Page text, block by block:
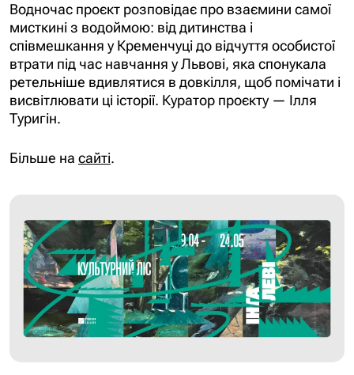
Водночас проєкт розповідає про взаємини самої
мисткині з водоймою: від дитинства і
співмешкання у Кременчуці до відчуття особистої
втрати під час навчання у Львові, яка спонукала
ретельніше вдивлятися в довкілля, щоб помічати і
висвітлювати ці історії. Куратор проєкту — Ілля
Туригін.
Більше на сайті.